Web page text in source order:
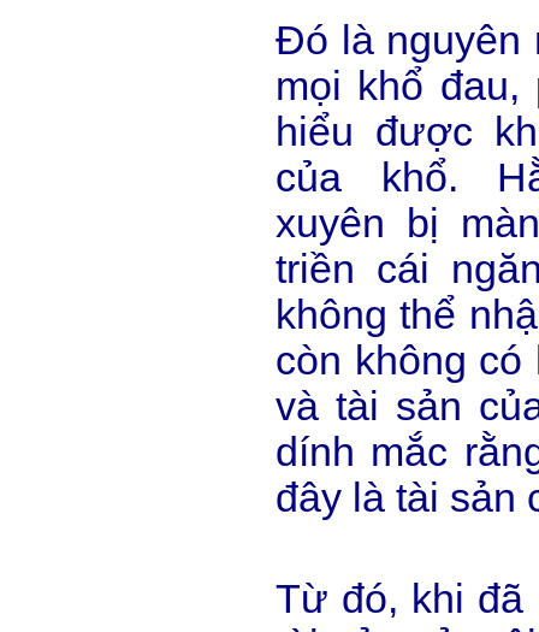
Đó là nguyên
mọi khổ đau,
hiểu được
của khổ.
xuyên bị
triền cái
không thể
còn không có
và tài sản
dính mắc
đây là tài sản
Từ đó, khi đã